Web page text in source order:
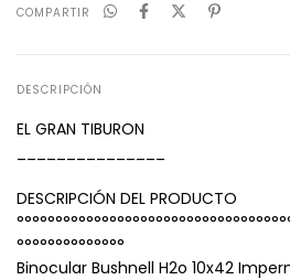
COMPARTIR
DESCRIPCIÓN
EL GRAN TIBURON
DESCRIPCIÓN DEL PRODUCTO
°°°°°°°°°°°°°°
Binocular Bushnell H2o 10x42